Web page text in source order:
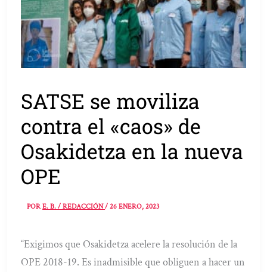
SATSE se moviliza
contra el «caos» de
Osakidetza en la nueva
OPE
PORE. B. / REDACCIÓN/26 ENERO, 2023
“Exigimos que Osakidetza acelere la resolución de la
OPE 2018-19. Es inadmisible que obliguen a hacer un